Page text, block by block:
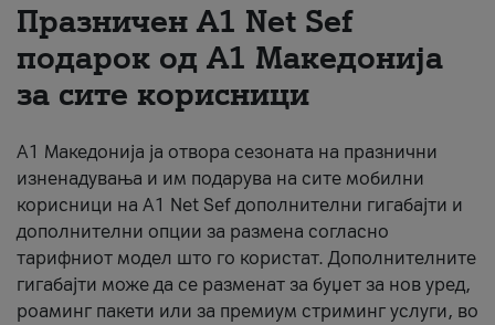
За нас
#ПодобарОнлајн
Празничен A1 Net Sеf
подарок од А1 Македонија
за сите корисници
А1 Македонија ја отвора сезоната на празнични
изненадувања и им подарува на сите мобилни
корисници на A1 Net Sef дополнителни гигабајти и
дополнителни опции за размена согласно
тарифниот модел што го користат. Дополнителните
гигабајти може да се разменат за буџет за нов уред,
роаминг пакети или за премиум стриминг услуги, во